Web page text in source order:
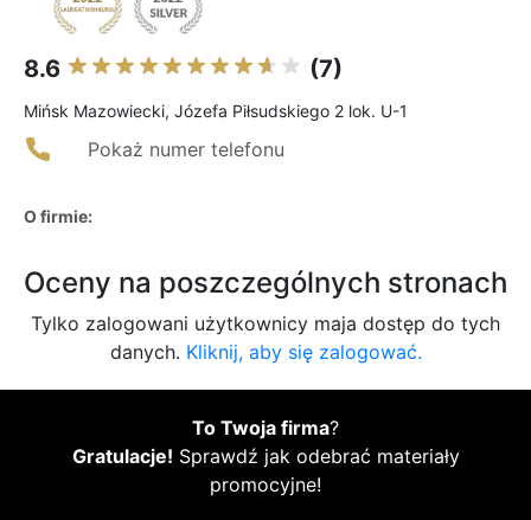
8.6 (7)
Mińsk Mazowiecki, Józefa Piłsudskiego 2 lok. U-1
Pokaż numer telefonu
O firmie:
Oceny na poszczególnych stronach
Tylko zalogowani użytkownicy maja dostęp do tych
danych. Kliknij, aby się zalogować.
To Twoja firma?
Gratulacje! Sprawdź jak odebrać materiały
promocyjne!